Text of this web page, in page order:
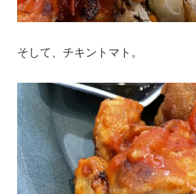
そして、チキントマト。